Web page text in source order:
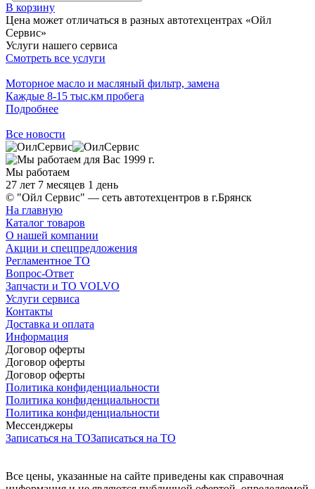
В корзину
Цена может отличаться в разных автотехцентрах «Ойл
Сервис»
Услуги нашего сервиса
Смотреть все услуги
Моторное масло и масляный фильтр, замена
Каждые 8-15 тыс.км пробега
Подробнее
Все новости
Мы работаем
27 лет 7 месяцев 1 день
© "Ойл Сервис" — сеть автотехцентров в г.Брянск
На главную
Каталог товаров
О нашей компании
Акции и спецпредложения
Регламентное ТО
Вопрос-Ответ
Запчасти и ТО VOLVO
Услуги сервиса
Контакты
Доставка и оплата
Информация
Договор оферты
Договор оферты
Договор оферты
Политика конфиденциальности
Политика конфиденциальности
Политика конфиденциальности
Мессенджеры
Записаться на ТОЗаписаться на ТО
Все цены, указанные на сайте приведены как справочная